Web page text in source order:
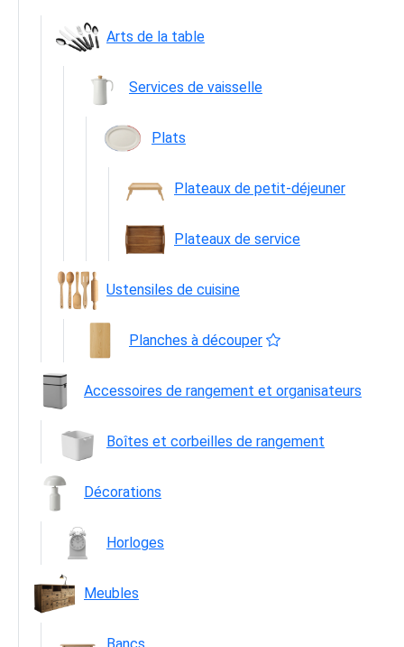
Arts de la table
Services de vaisselle
Plats
Plateaux de petit-déjeuner
Plateaux de service
Ustensiles de cuisine
Planches à découper
Accessoires de rangement et organisateurs
Boîtes et corbeilles de rangement
Décorations
Horloges
Meubles